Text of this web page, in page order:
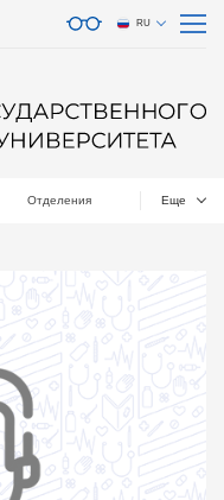
RU
Отделения Еще